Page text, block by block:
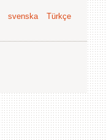
svenska
Türkçe